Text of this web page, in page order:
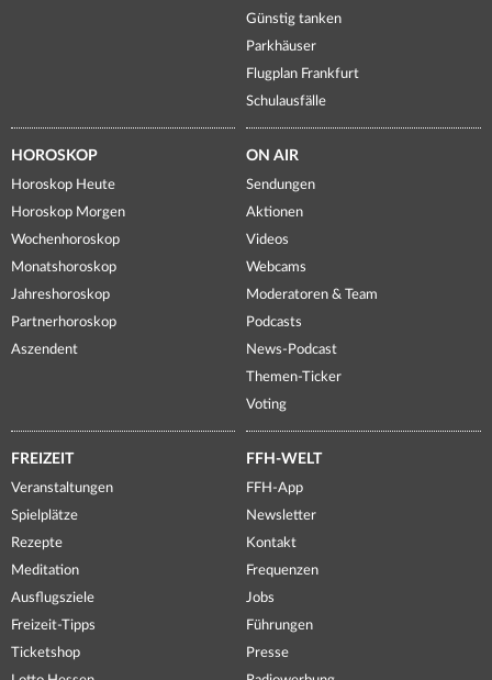
Günstig tanken
Parkhäuser
Flugplan Frankfurt
Schulausfälle
HOROSKOP
Horoskop Heute
Horoskop Morgen
Wochenhoroskop
Monatshoroskop
Jahreshoroskop
Partnerhoroskop
Aszendent
ON AIR
Sendungen
Aktionen
Videos
Webcams
Moderatoren & Team
Podcasts
News-Podcast
Themen-Ticker
Voting
FREIZEIT
Veranstaltungen
Spielplätze
Rezepte
Meditation
Ausflugsziele
Freizeit-Tipps
Ticketshop
FFH-WELT
FFH-App
Newsletter
Kontakt
Frequenzen
Jobs
Führungen
Presse